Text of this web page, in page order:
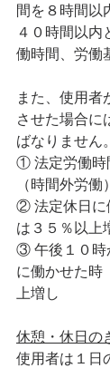
間を８時間以
４０時間以内
働時間、労働
また、使用者
させた場合に
ばなりません。
① 法定労働時
（時間外労
② 法定休日に
は３５％以上
③ 午後１０時
に働かせた時
上増し
休憩・休日の
使用者は１日